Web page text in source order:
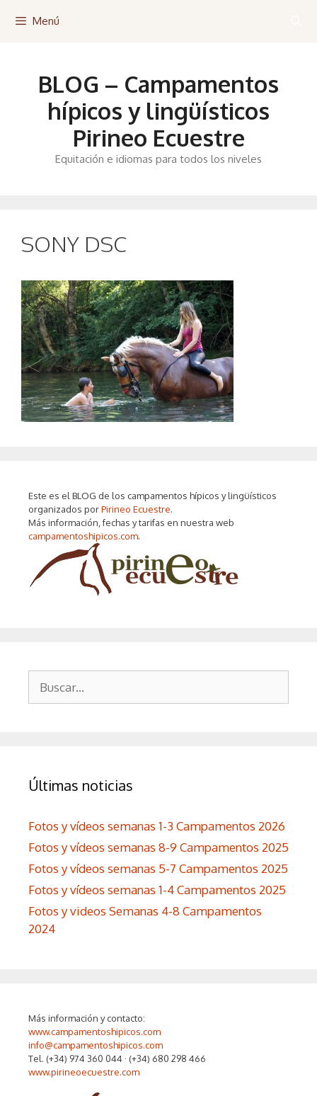
Menú
BLOG – Campamentos
hípicos y lingüísticos
Pirineo Ecuestre
Equitación e idiomas para todos los niveles
SONY DSC
Este es el BLOG de los campamentos hípicos y lingüísticos
organizados porPirineo Ecuestre.
Más información, fechas y tarifas en nuestra web
campamentoshipicos.com.
Últimas noticias
Fotos y vídeos semanas 1-3 Campamentos 2026
Fotos y vídeos semanas 8-9 Campamentos 2025
Fotos y vídeos semanas 5-7 Campamentos 2025
Fotos y vídeos semanas 1-4 Campamentos 2025
Fotos y videos Semanas 4-8 Campamentos
2024
Más información y contacto:
www.campamentoshipicos.com
info@campamentoshipicos.com
Tel. (+34) 974 360 044 · (+34) 680 298 466
www.pirineoecuestre.com